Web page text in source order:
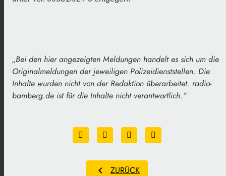
„Bei den hier angezeigten Meldungen handelt es sich um die
Originalmeldungen der jeweiligen Polizeidienststellen. Die
Inhalte wurden nicht von der Redaktion überarbeitet. radio-
bamberg.de ist für die Inhalte nicht verantwortlich.“
chevron_left ZURÜCK